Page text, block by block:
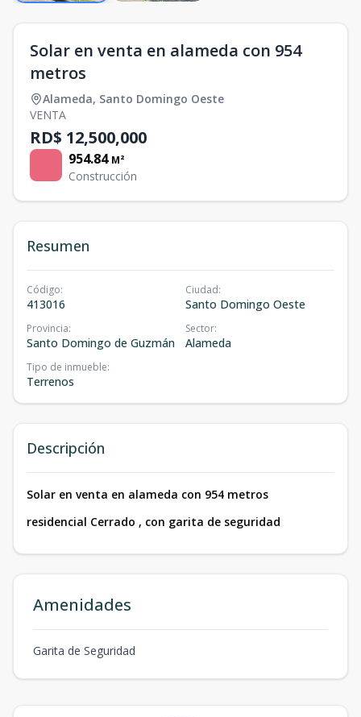
Solar en venta en alameda con 954
metros
Alameda, Santo Domingo Oeste
VENTA
RD$ 12,500,000
954.84 M²
Construcción
Resumen
Código:
413016
Ciudad:
Santo Domingo Oeste
Provincia:
Santo Domingo de Guzmán
Sector:
Alameda
Tipo de inmueble:
Terrenos
Descripción
Solar en venta en alameda con 954 metros
residencial Cerrado , con garita de seguridad
Amenidades
Garita de Seguridad